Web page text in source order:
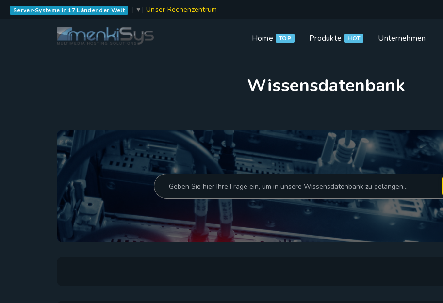
Server-Systeme in 17 Länder der Welt | ♥ | Unser Rechenzentrum
Home TOP Produkte HOT Unternehmen
Wissensdatenbank